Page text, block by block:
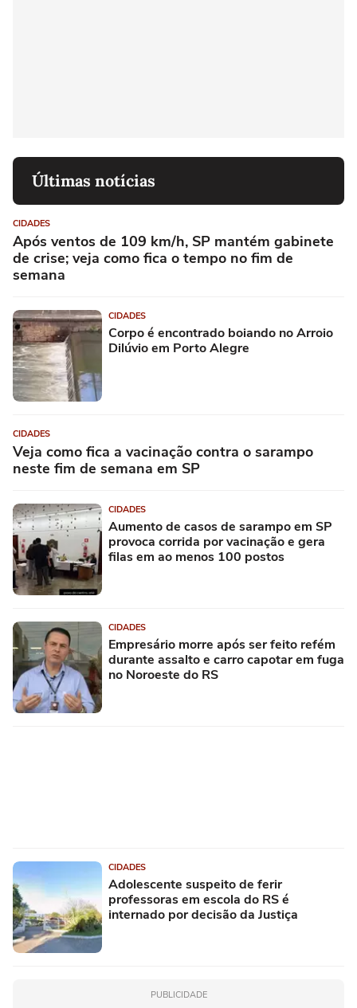
Últimas notícias
CIDADES
Após ventos de 109 km/h, SP mantém gabinete
de crise; veja como fica o tempo no fim de
semana
CIDADES
Corpo é encontrado boiando no Arroio
Dilúvio em Porto Alegre
CIDADES
Veja como fica a vacinação contra o sarampo
neste fim de semana em SP
CIDADES
Aumento de casos de sarampo em SP
provoca corrida por vacinação e gera
filas em ao menos 100 postos
CIDADES
Empresário morre após ser feito refém
durante assalto e carro capotar em fuga
no Noroeste do RS
CIDADES
Adolescente suspeito de ferir
professoras em escola do RS é
internado por decisão da Justiça
PUBLICIDADE